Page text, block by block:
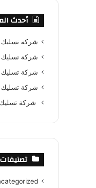
أحدث
شركة تسليك
شركة تسليك
شركة
شركة تسليك
شركة تسليك
تصنيفات